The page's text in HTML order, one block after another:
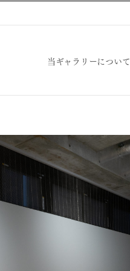
当ギャラリーについて